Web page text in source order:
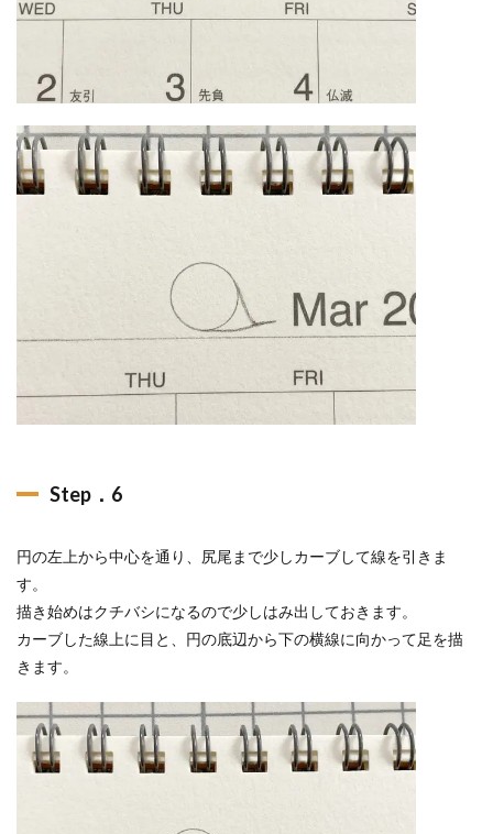
Step．6
円の左上から中心を通り、尻尾まで少しカーブして線を引きま
す。
描き始めはクチバシになるので少しはみ出しておきます。
カーブした線上に目と、円の底辺から下の横線に向かって足を描
きます。